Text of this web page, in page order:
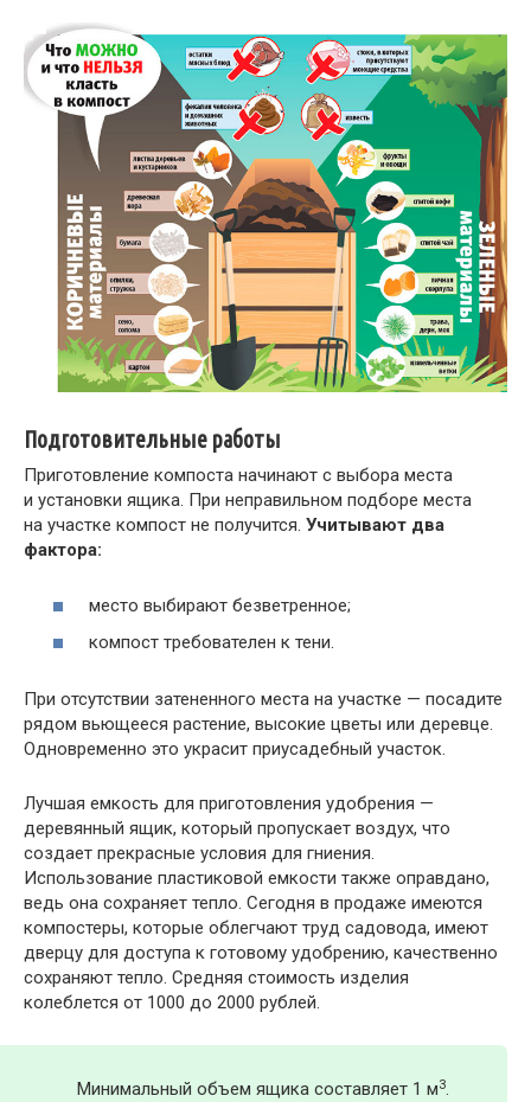
Подготовительные работы
Приготовление компоста начинают с выбора места
и установки ящика. При неправильном подборе места
на участке компост не получится. Учитывают два
фактора:
место выбирают безветренное;
компост требователен к тени.
При отсутствии затененного места на участке — посадите
рядом вьющееся растение, высокие цветы или деревце.
Одновременно это украсит приусадебный участок.
Лучшая емкость для приготовления удобрения —
деревянный ящик, который пропускает воздух, что
создает прекрасные условия для гниения.
Использование пластиковой емкости также оправдано,
ведь она сохраняет тепло. Сегодня в продаже имеются
компостеры, которые облегчают труд садовода, имеют
дверцу для доступа к готовому удобрению, качественно
сохраняют тепло. Средняя стоимость изделия
колеблется от 1000 до 2000 рублей.
Минимальный объем ящика составляет 1 м3.